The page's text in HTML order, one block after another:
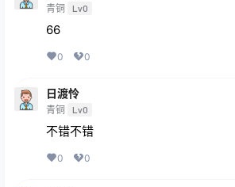
青铜 Lv0
66
0 0
日渡怜
青铜 Lv0
不错不错
0 0